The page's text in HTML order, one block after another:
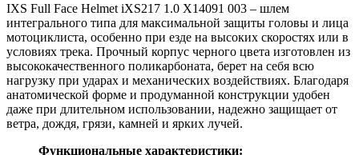
IXS Full Face Helmet iXS217 1.0 X14091 003 – шлем
интегрального типа для максимальной защиты головы и лица
мотоциклиста, особенно при езде на высоких скоростях или в
условиях трека. Прочный корпус черного цвета изготовлен из
высококачественного поликарбоната, берет на себя всю
нагрузку при ударах и механических воздействиях. Благодаря
анатомической форме и продуманной конструкции удобен
даже при длительном использовании, надежно защищает от
ветра, дождя, грязи, камней и ярких лучей.
Функциональные характеристики: